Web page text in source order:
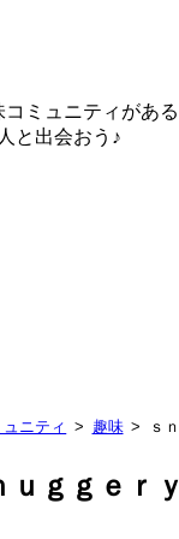
ミュニティがある
と出会おう♪
ュニティ 趣味 ｓ
ｕｇｇｅｒｙ